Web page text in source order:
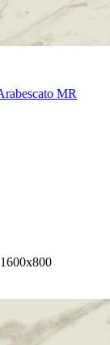
MR
1600x800